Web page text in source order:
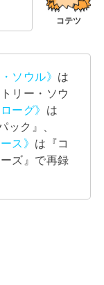
ソウル》 は
リー・ソウ
ーグ》 は
ック』、
ス》 は『コ
ズ』で再録